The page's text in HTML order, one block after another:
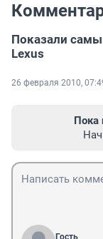
Показали
Lexus
26 февраля 2010,
Пока
Гость